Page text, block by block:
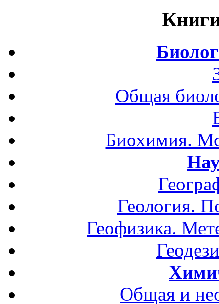
Общая
Биохимия.
Геология.
Геофизика.
Общая и